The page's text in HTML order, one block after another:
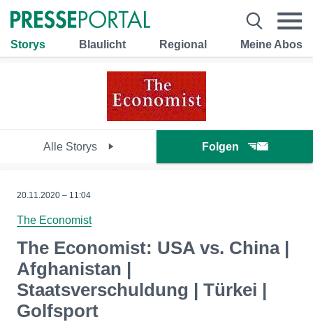
Storys Blaulicht Regional Meine Abos
Alle Storys Folgen
20.11.2020 – 11:04
The Economist
The Economist: USA vs. China |
Afghanistan |
Staatsverschuldung | Türkei |
Golfsport